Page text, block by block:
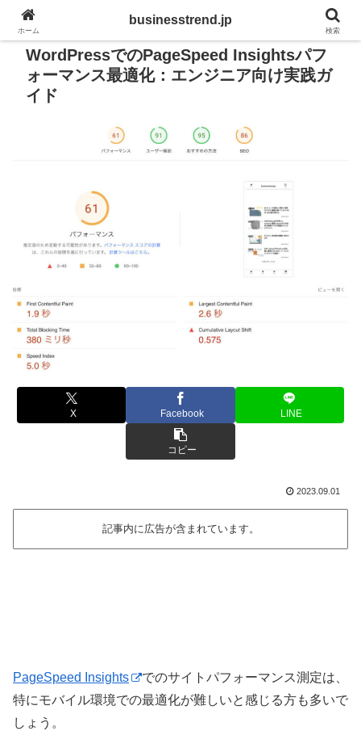
PR
WordPressでのPageSpeed Insightsパフ
ォーマンス最適化：エンジニア向け実践ガ
イド
X Facebook LINE
コピー
2023.09.01
記事内に広告が含まれています。
PageSpeed Insights
でのサイトパフォーマンス測定は、
特にモバイル環境での最適化が難しいと感じる方も多いで
しょう。
ホーム
businesstrend.jp
検索